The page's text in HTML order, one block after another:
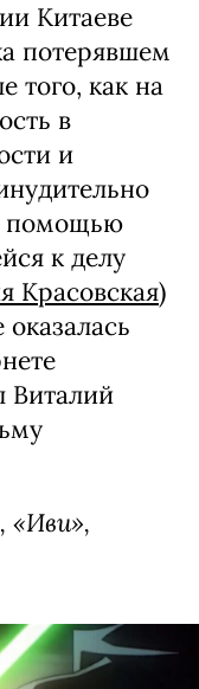
Китаеве
потерявшем
того, как на
в
и
помощью
к делу
Красовская)
Виталий
«Иви»,